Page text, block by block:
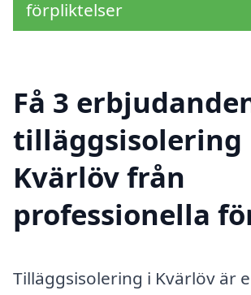
förpliktelser
Få 3
tilläggsisolering
Kvärlöv från
professionella
Tilläggsisolering i Kvärlöv är